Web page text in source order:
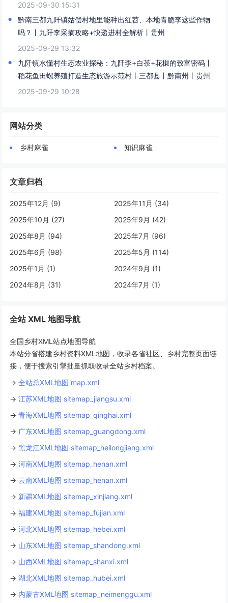
2025-09-30 15:31
黔南三都九阡镇姑偿村地里能种出红苕、本地青脆李这些作物
吗？丨九阡李采摘攻略+快递进村全解析丨贵州
2025-09-29 13:32
九阡镇水懂村生态农业探秘：九阡李+白茶+花椒的致富密码丨
稻花鱼田螺养殖打造生态旅游示范村丨三都县丨黔南州丨贵州
2025-09-29 10:28
网站分类
乡村麻雀 知识麻雀
文章归档
2025年12月 (9)
2025年11月 (34)
2025年10月 (27)
2025年9月 (42)
2025年8月 (94)
2025年7月 (96)
2025年6月 (98)
2025年5月 (114)
2025年1月 (1)
2024年9月 (1)
2024年8月 (31)
2024年7月 (1)
全站 XML 地图导航
全国乡村XML站点地图导航
本站分省搭建乡村资料XML地图，收录各省社区、乡村完整页面链
接，便于搜索引擎批量抓取收录全站乡村档案。
→全站总XML地图 map.xml
→江苏XML地图 sitemap_jiangsu.xml
→青海XML地图 sitemap_qinghai.xml
→ 广东XML地图 sitemap_guangdong.xml
→黑龙江XML地图 sitemap_heilongjiang.xml
→河南XML地图 sitemap_henan.xml
→云南XML地图 sitemap_henan.xml
→ 新疆XML地图 sitemap_xinjiang.xml
→福建XML地图 sitemap_fujian.xml
→河北XML地图 sitemap_hebei.xml
→ 山东XML地图 sitemap_shandong.xml
→ 山西XML地图 sitemap_shanxi.xml
→湖北XML地图 sitemap_hubei.xml
→ 内蒙古XML地图 sitemap_neimenggu.xml